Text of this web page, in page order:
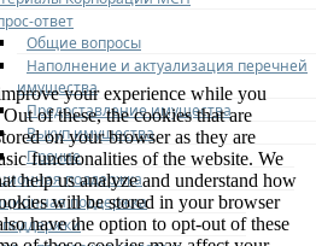
ответ
Общие вопросы
Наполнение и актуализация перечней
имущества
Предоставление имущества
Выкуп имущества
Прочие
поддержка
поддержка
your experience while you
of these, the cookies that are
on your browser as they are
functionalities of the website. We
help us analyze and understand how
will be stored in your browser
have the option to opt-out of these